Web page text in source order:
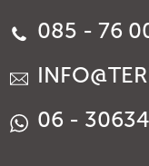
085 - 76
06 -